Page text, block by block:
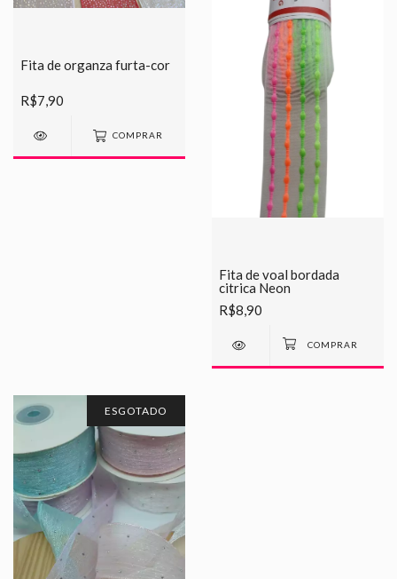
Fita de organza furta-cor
R$7,90
COMPRAR
Fita de voal bordada
citrica Neon
R$8,90
ESGOTADO